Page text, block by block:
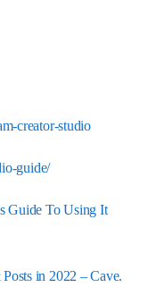
creator-studio
guide/
Guide To Using It
in 2022 – Cave.